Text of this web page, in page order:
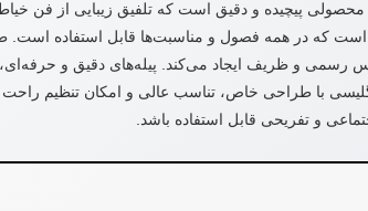
پیچیده و دقیق است که تلفیق زیبایی از فن
که در همه فصول و مناسبت‌ها قابل استفاده است.
و ظریف ایجاد می‌کند. پیله‌های دقیق و حرفه‌ای،
با طراحی خاص، تناسب عالی و امکان تنظیم
و تفریحی قابل استفاده باشد.